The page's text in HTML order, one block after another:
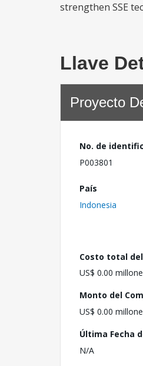
strengthen SSE
Llave
Proyecto
No. de
P003801
País
Indonesia
Costo total
US$ 0.00
Monto del
US$ 0.00
Última Fecha
N/A